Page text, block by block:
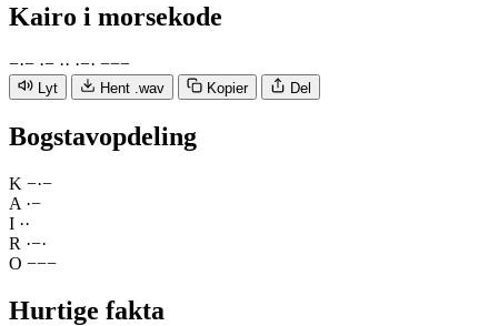
Kairo i morsekode
−·− ·− ·· ·−· −−−
Lyt Hent .wav Kopier Del
Bogstavopdeling
K −·−
A ·−
I ··
R ·−·
O −−−
Hurtige fakta